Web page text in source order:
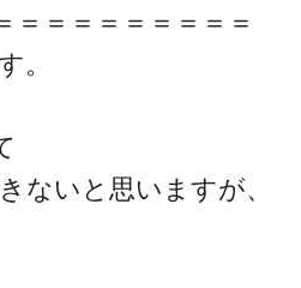
＝＝＝＝＝＝＝＝＝
。
ないと思いますが、